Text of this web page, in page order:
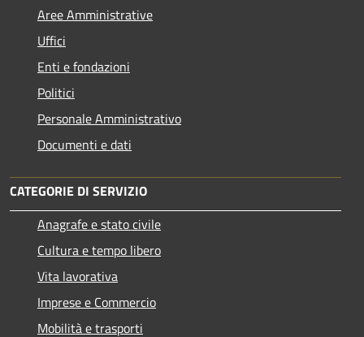
Aree Amministrative
Uffici
Enti e fondazioni
Politici
Personale Amministrativo
Documenti e dati
CATEGORIE DI SERVIZIO
Anagrafe e stato civile
Cultura e tempo libero
Vita lavorativa
Imprese e Commercio
Mobilità e trasporti